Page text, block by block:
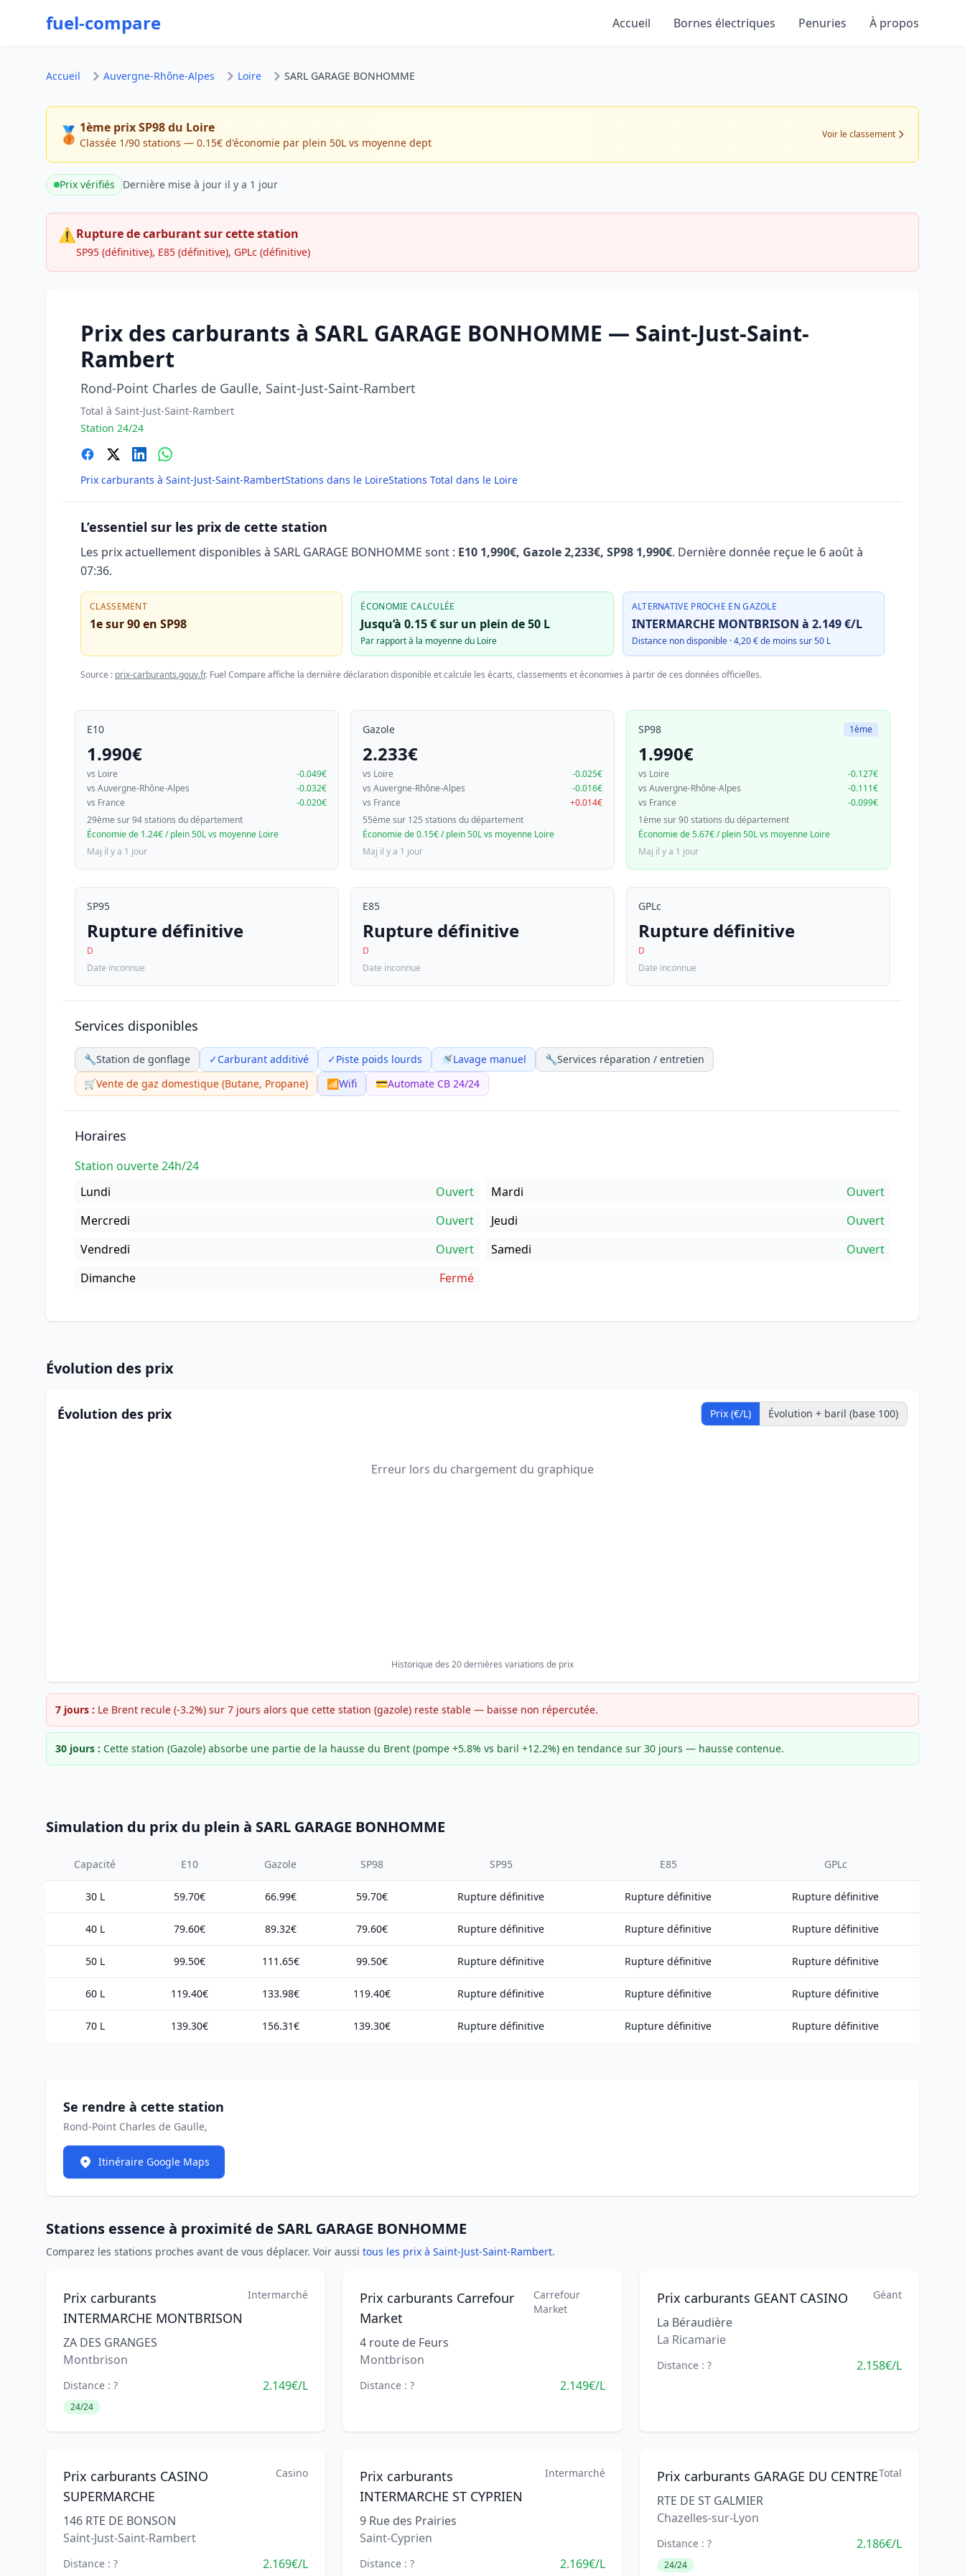
fuel-compare Accueil Bornes électriques Penuries À propos
Accueil Auvergne-Rhône-Alpes Loire SARL GARAGE BONHOMME
🥉 1ème prix SP98 du Loire
Classée 1/90 stations — 0.15€ d'économie par plein 50L vs moyenne dept
Voir le classement
Prix vérifiés Dernière mise à jour il y a 1 jour
⚠Rupture de carburant sur cette station
SP95 (définitive), E85 (définitive), GPLc (définitive)
Prix des carburants à SARL GARAGE BONHOMME — Saint-Just-Saint-
Rambert
Rond-Point Charles de Gaulle, Saint-Just-Saint-Rambert
Total à Saint-Just-Saint-Rambert
Station 24/24
Prix carburants à Saint-Just-Saint-RambertStations dans le LoireStations Total dans le Loire
L’essentiel sur les prix de cette station
Les prix actuellement disponibles à SARL GARAGE BONHOMME sont : E10 1,990€, Gazole 2,233€, SP98 1,990€. Dernière donnée reçue le 6 août à
07:36.
CLASSEMENT
1e sur 90 en SP98
ÉCONOMIE CALCULÉE
Jusqu’à 0.15 € sur un plein de 50 L
Par rapport à la moyenne du Loire
ALTERNATIVE PROCHE EN GAZOLE
INTERMARCHE MONTBRISON à 2.149 €/L
Distance non disponible · 4,20 € de moins sur 50 L
Source : prix-carburants.gouv.fr. Fuel Compare affiche la dernière déclaration disponible et calcule les écarts, classements et économies à partir de ces données officielles.
E10
1.990€
vs Loire
-0.049€
vs Auvergne-Rhône-Alpes
-0.032€
vs France
-0.020€
29ème sur 94 stations du département
Économie de 1.24€ / plein 50L vs moyenne Loire
Maj il y a 1 jour
Gazole
2.233€
vs Loire
-0.025€
vs Auvergne-Rhône-Alpes
-0.016€
vs France
+0.014€
55ème sur 125 stations du département
Économie de 0.15€ / plein 50L vs moyenne Loire
Maj il y a 1 jour
SP98 1ème
1.990€
vs Loire
-0.127€
vs Auvergne-Rhône-Alpes
-0.111€
vs France
-0.099€
1ème sur 90 stations du département
Économie de 5.67€ / plein 50L vs moyenne Loire
Maj il y a 1 jour
SP95
Rupture définitive
D
Date inconnue
E85
Rupture définitive
D
Date inconnue
GPLc
Rupture définitive
D
Date inconnue
Services disponibles
🔧Station de gonflage ✓Carburant additivé ✓Piste poids lourds 🚿Lavage manuel 🔧Services réparation / entretien
🛒Vente de gaz domestique (Butane, Propane) 📶Wifi 💳Automate CB 24/24
Horaires
Station ouverte 24h/24
Lundi
Ouvert Mardi
Ouvert
Mercredi
Ouvert Jeudi
Ouvert
Vendredi
Ouvert Samedi
Ouvert
Dimanche
Fermé
Évolution des prix
Évolution des prix Prix (€/L) Évolution + baril (base 100)
Erreur lors du chargement du graphique
Historique des 20 dernières variations de prix
7 jours : Le Brent recule (-3.2%) sur 7 jours alors que cette station (gazole) reste stable — baisse non répercutée.
30 jours : Cette station (Gazole) absorbe une partie de la hausse du Brent (pompe +5.8% vs baril +12.2%) en tendance sur 30 jours — hausse contenue.
Simulation du prix du plein à SARL GARAGE BONHOMME
Capacité E10 Gazole SP98 SP95 E85 GPLc
30 L 59.70€ 66.99€ 59.70€ Rupture définitive Rupture définitive Rupture définitive
40 L 79.60€ 89.32€ 79.60€ Rupture définitive Rupture définitive Rupture définitive
50 L 99.50€ 111.65€ 99.50€ Rupture définitive Rupture définitive Rupture définitive
60 L 119.40€ 133.98€ 119.40€ Rupture définitive Rupture définitive Rupture définitive
70 L 139.30€ 156.31€ 139.30€ Rupture définitive Rupture définitive Rupture définitive
Se rendre à cette station
Rond-Point Charles de Gaulle,
Itinéraire Google Maps
Stations essence à proximité de SARL GARAGE BONHOMME
Comparez les stations proches avant de vous déplacer. Voir aussi tous les prix à Saint-Just-Saint-Rambert.
Prix carburants
INTERMARCHE MONTBRISON
Intermarché
ZA DES GRANGES
Montbrison
Distance : ? 2.149€/L
24/24
Prix carburants Carrefour
Market
Carrefour
Market
4 route de Feurs
Montbrison
Distance : ? 2.149€/L
Prix carburants GEANT CASINO Géant
La Béraudière
La Ricamarie
Distance : ? 2.158€/L
Prix carburants CASINO
SUPERMARCHE
Casino
146 RTE DE BONSON
Saint-Just-Saint-Rambert
Distance : ? 2.169€/L
Prix carburants
INTERMARCHE ST CYPRIEN
Intermarché
9 Rue des Prairies
Saint-Cyprien
Distance : ? 2.169€/L
Prix carburants GARAGE DU CENTRETotal
RTE DE ST GALMIER
Chazelles-sur-Lyon
Distance : ? 2.186€/L
24/24